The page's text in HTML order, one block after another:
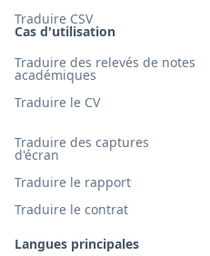
Cas d'utilisation
Traduire des relevés de notes
académiques
Traduire le CV
Traduire des captures
d'écran
Traduire le rapport
Traduire le contrat
Langues principales
Traduire CSV